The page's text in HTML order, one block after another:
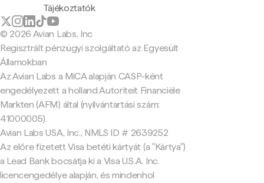
Tájékoztatók
© 2026 Avian Labs, Inc
Regisztrált pénzügyi szolgáltató az Egyesült
Államokban
Az Avian Labs a MiCA alapján CASP-ként
engedélyezett a holland Autoriteit Financiële
Markten (AFM) által (nyilvántartási szám:
41000005).
Avian Labs USA, Inc., NMLS ID # 2639252
Az előre fizetett Visa betéti kártyát (a "Kártya")
a Lead Bank bocsátja ki a Visa U.S.A. Inc.
licencengedélye alapján, és mindenhol